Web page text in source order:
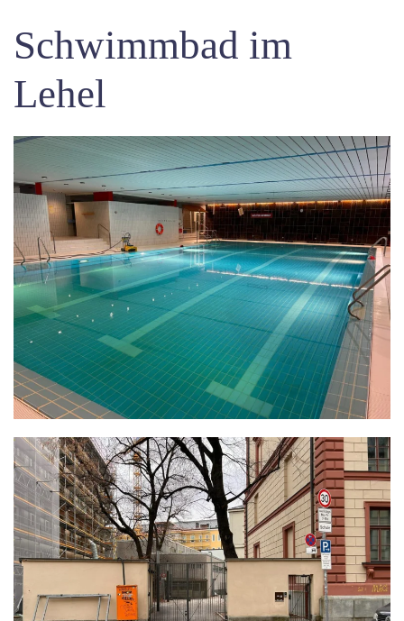
Schwimmbad im
Lehel